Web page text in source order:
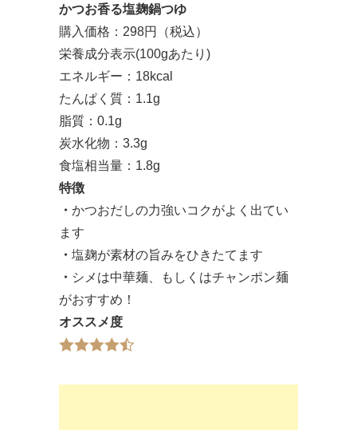
かつお香る塩麹鍋つゆ
購入価格：298円（税込）
栄養成分表示(100gあたり)
エネルギー：18kcal
たんぱく質：1.1g
脂質：0.1g
炭水化物：3.3g
食塩相当量：1.8g
特徴
・ かつおだしの力強いコクがよく出てい
ます
・ 塩麹が素材の旨みをひきたてます
・ シメは中華麺、もしくはチャンポン麺
がおすすめ！
オススメ度